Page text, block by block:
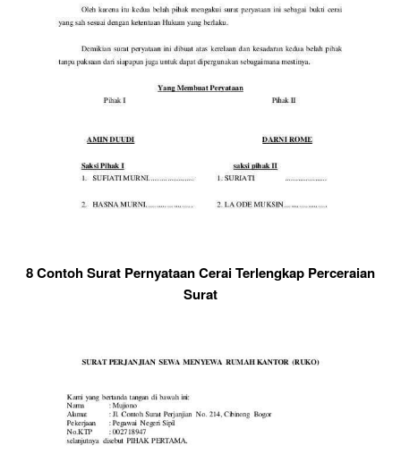
8 Contoh Surat Pernyataan Cerai Terlengkap Perceraian
Surat